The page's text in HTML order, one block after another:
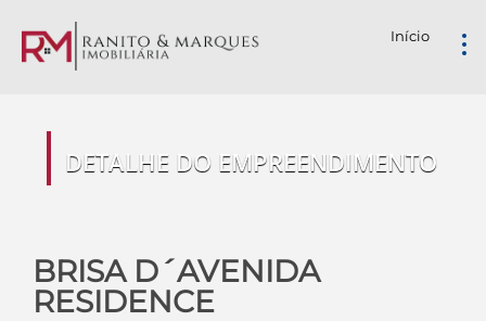
Início
DETALHE DO EMPREENDIMENTO
BRISA D´AVENIDA
RESIDENCE